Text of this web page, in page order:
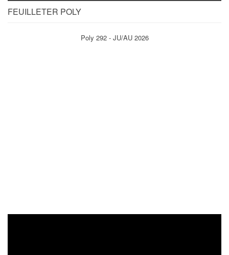
FEUILLETER POLY
Poly 292 - JU/AU 2026